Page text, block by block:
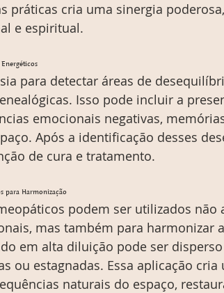
práticas cria uma sinergia
e espiritual.
para detectar áreas de
Isso pode incluir a
emocionais negativas,
Após a identificação desses
de cura e tratamento.
para Harmonização
podem ser utilizados não
mas também para harmonizar
em alta diluição pode ser
ou estagnadas. Essa aplicação
naturais do espaço,